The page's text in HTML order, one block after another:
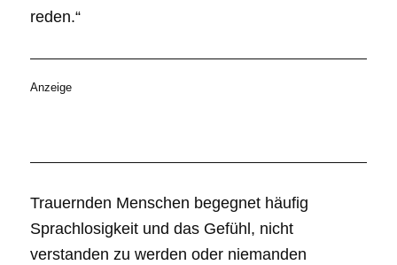
reden.“
Anzeige
Trauernden Menschen begegnet häufig
Sprachlosigkeit und das Gefühl, nicht
verstanden zu werden oder niemanden